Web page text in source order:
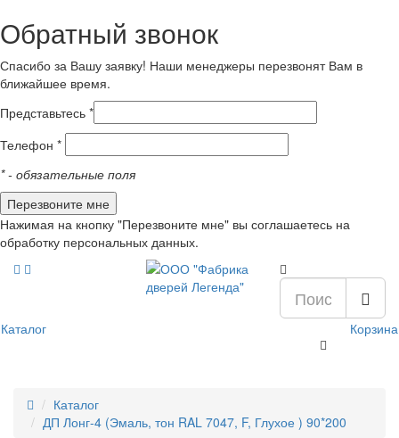
Обратный звонок
Спасибо за Вашу заявку! Наши менеджеры перезвонят Вам в
ближайшее время.
Представьтесь *
Телефон *
*- обязательные поля
Нажимая на кнопку "Перезвоните мне" вы соглашаетесь на
обработку персональных данных.
Каталог Корзина
Каталог
ДП Лонг-4 (Эмаль, тон RAL 7047, F, Глухое ) 90*200